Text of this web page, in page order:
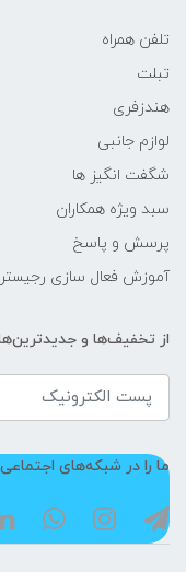
تلفن همراه
تبلت
هندزفری
لوازم جانبی
شگفت انگیز ها
سبد ویژه همکاران
پرسش و پاسخ
آموزش فعال سازی
از تخفیف‌ها و
ما را در شبکه‌های